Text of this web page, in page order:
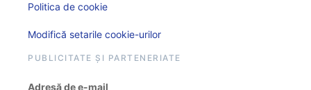
Politica de cookie
Modifică setarile cookie-urilor
PUBLICITATE ȘI PARTENERIATE
Adresă de e-mail